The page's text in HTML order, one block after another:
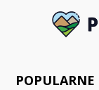
POPULARNE